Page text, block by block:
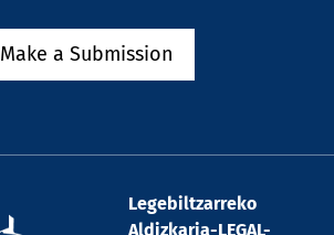
Make a Submission
Legebiltzarreko
Aldizkaria-LEGAL-